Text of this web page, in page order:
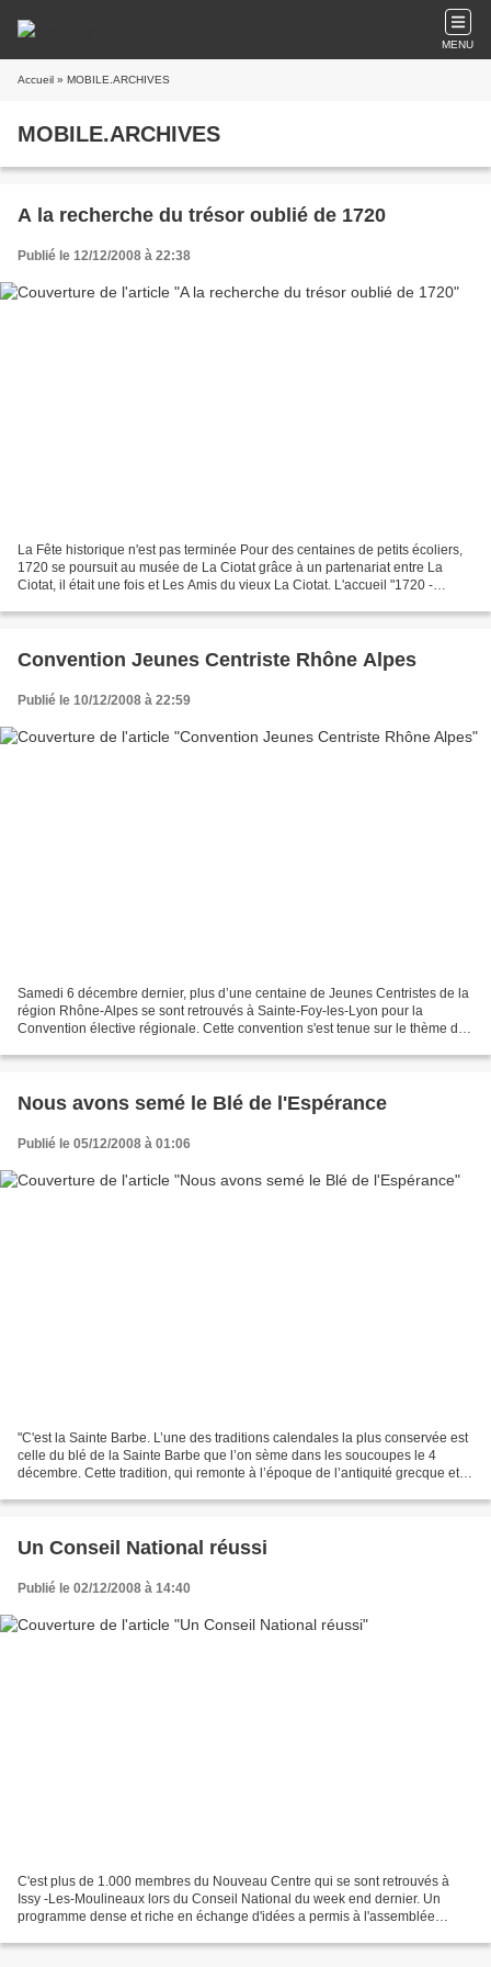
MENU
Accueil » MOBILE.ARCHIVES
MOBILE.ARCHIVES
A la recherche du trésor oublié de 1720
Publié le 12/12/2008 à 22:38
La Fête historique n'est pas terminée Pour des centaines de petits écoliers,
1720 se poursuit au musée de La Ciotat grâce à un partenariat entre La
Ciotat, il était une fois et Les Amis du vieux La Ciotat. L'accueil "1720 -
Convention Jeunes Centriste Rhône Alpes
Publié le 10/12/2008 à 22:59
Samedi 6 décembre dernier, plus d’une centaine de Jeunes Centristes de la
région Rhône-Alpes se sont retrouvés à Sainte-Foy-les-Lyon pour la
Convention élective régionale. Cette convention s'est tenue sur le thème de
Nous avons semé le Blé de l'Espérance
Publié le 05/12/2008 à 01:06
"C'est la Sainte Barbe. L’une des traditions calendales la plus conservée est
celle du blé de la Sainte Barbe que l’on sème dans les soucoupes le 4
décembre. Cette tradition, qui remonte à l’époque de l’antiquité grecque et
Un Conseil National réussi
Publié le 02/12/2008 à 14:40
C'est plus de 1.000 membres du Nouveau Centre qui se sont retrouvés à
Issy -Les-Moulineaux lors du Conseil National du week end dernier. Un
programme dense et riche en échange d'idées a permis à l'assemblée